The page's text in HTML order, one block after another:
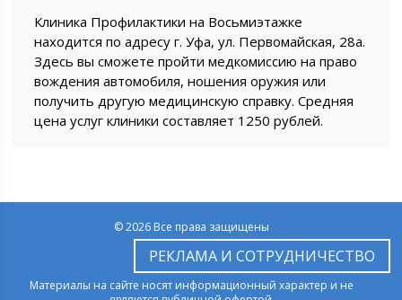
Клиника Профилактики на Восьмиэтажке
находится по адресу г. Уфа, ул. Первомайская, 28а.
Здесь вы сможете пройти медкомиссию на право
вождения автомобиля, ношения оружия или
получить другую медицинскую справку. Средняя
цена услуг клиники составляет 1250 рублей.
© 2026 Все права защищены
РЕКЛАМА И СОТРУДНИЧЕСТВО
Материалы на сайте носят информационный характер и не